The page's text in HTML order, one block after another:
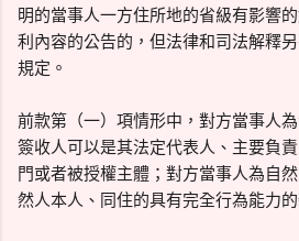
明的當事人一方住所地的省級有影響
利內容的公告的，但法律和司法解釋
規定。
前款第（一）項情形中，對方當事人
簽收人可以是其法定代表人、主要負
門或者被授權主體；對方當事人為自
然人本人、同住的具有完全行為能力